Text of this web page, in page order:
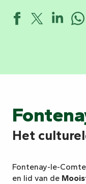
Het
Fontenay-le-
en lid van de